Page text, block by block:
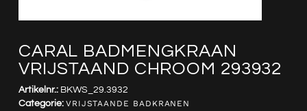
CARAL BADMENGKRAAN
VRIJSTAAND CHROOM 293932
Artikelnr.: BKWS_29.3932
Categorie: VRIJSTAANDE BADKRANEN